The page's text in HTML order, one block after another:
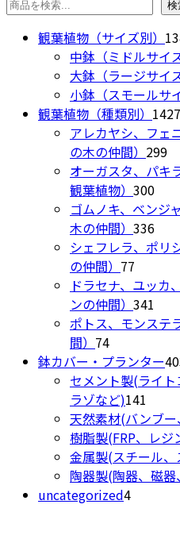
検
観葉植物（サイズ別）
中鉢（ミドルサイ
大鉢（ラージサイ
小鉢（スモールサ
観葉植物（種類別） 1427
アレカヤシ、フェ
の木の仲間） 299299
個
商
オーガスタ、パキ
観葉植物） 300300
個
の
商
ゴムノキ、ベンジ
木の仲間） 336336
個
商
シェフレラ、ポリ
の仲間） 77
個
の
商
ドラセナ、ユッカ
ンの仲間） 341
個
商
品
ポトス、モンステ
間） 7474
個
の
商
品
鉢カバー・プランター
セメント製(ライ
ラゾなど)141
個
の
商
品
天然素材(バンブ
樹脂製(FRP、レジ
金属製(スチール
陶器製(陶器、磁
uncategorized44